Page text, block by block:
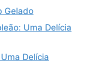
Gelado
Uma Delícia
Delícia